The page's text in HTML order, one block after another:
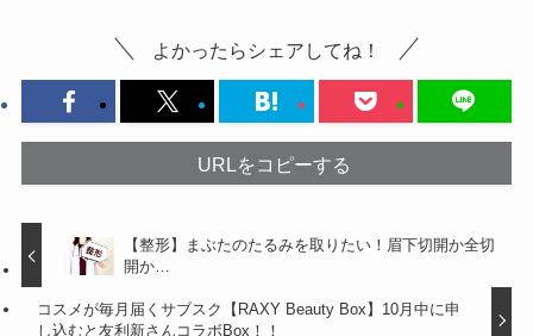
よかったらシェアしてね！
URLをコピーする
【整形】まぶたのたるみを取りたい！眉下切開か全切
開か…
コスメが毎月届くサブスク【RAXY Beauty Box】10月中に申
し込むと友利新さんコラボBox！！